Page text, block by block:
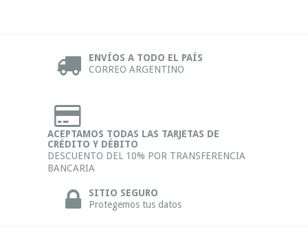
ENVÍOS A TODO EL PAÍS
CORREO ARGENTINO
ACEPTAMOS TODAS LAS TARJETAS DE
CRÉDITO Y DÉBITO
DESCUENTO DEL 10% POR TRANSFERENCIA
BANCARIA
SITIO SEGURO
Protegemos tus datos